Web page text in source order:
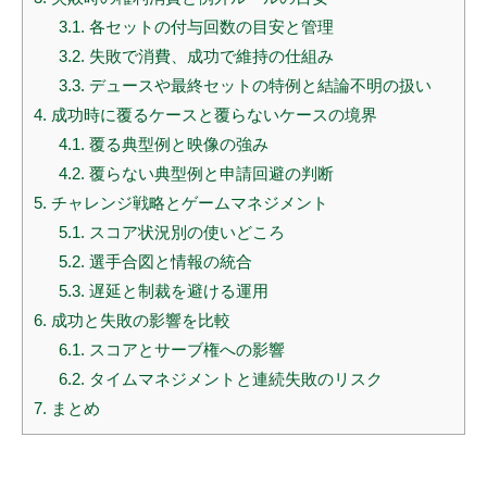
3.1. 各セットの付与回数の目安と管理
3.2. 失敗で消費、成功で維持の仕組み
3.3. デュースや最終セットの特例と結論不明の扱い
4. 成功時に覆るケースと覆らないケースの境界
4.1. 覆る典型例と映像の強み
4.2. 覆らない典型例と申請回避の判断
5. チャレンジ戦略とゲームマネジメント
5.1. スコア状況別の使いどころ
5.2. 選手合図と情報の統合
5.3. 遅延と制裁を避ける運用
6. 成功と失敗の影響を比較
6.1. スコアとサーブ権への影響
6.2. タイムマネジメントと連続失敗のリスク
7. まとめ